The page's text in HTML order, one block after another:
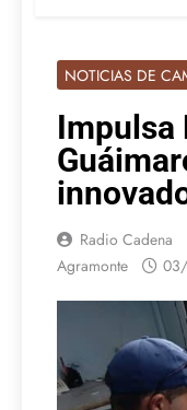
NOTICIAS DE
Impulsa
Radio Cadena
Agramonte